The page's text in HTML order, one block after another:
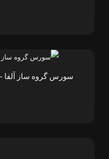
سورس گروه ساز آلفا